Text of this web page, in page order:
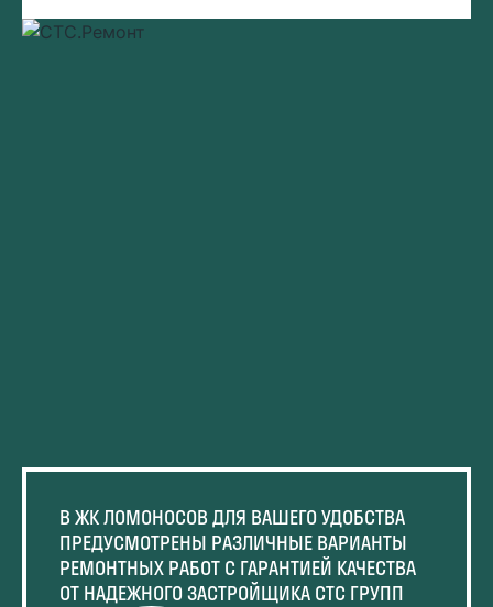
В ЖК ЛОМОНОСОВ ДЛЯ ВАШЕГО УДОБСТВА
ПРЕДУСМОТРЕНЫ РАЗЛИЧНЫЕ ВАРИАНТЫ
РЕМОНТНЫХ РАБОТ С ГАРАНТИЕЙ КАЧЕСТВА
ОТ НАДЕЖНОГО ЗАСТРОЙЩИКА СТС ГРУПП